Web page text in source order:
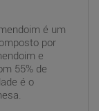
é um
por
e
55% de
é o